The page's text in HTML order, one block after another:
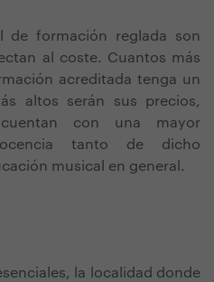
de formación reglada son
al coste. Cuantos más
acreditada tenga un
altos serán sus precios,
con una mayor
tanto de dicho
musical en general.
la localidad donde